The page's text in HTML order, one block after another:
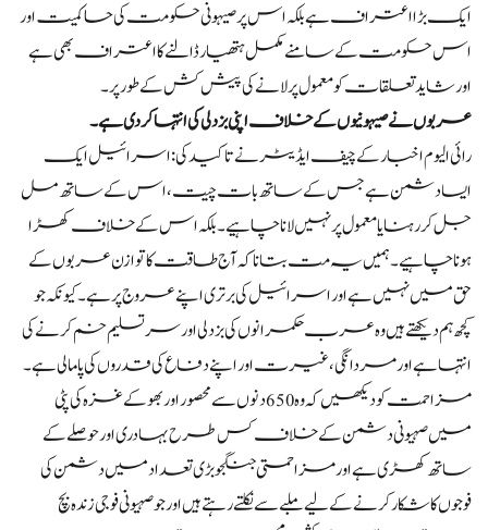
ایک بڑا اعتراف ہے بلکہ اس پر صیہونی حکومت کی حاکمیت اور
اس حکومت کے سامنے مکمل ہتھیار ڈالنے کا اعتراف بھی ہے
اور شاید تعلقات کو معمول پر لانے کی پیش کش کے طور پر۔
عربوں نے صیہونیوں کے خلاف اپنی بزدلی کی انتہا کر دی ہے۔
رائی الیوم اخبار کے چیف ایڈیٹر نے تاکید کی: اسرائیل ایک
ایسا دشمن ہے جس کے ساتھ بات چیت، اس کے ساتھ مل
جل کر رہنا یا معمول پر نہیں لانا چاہیے۔ بلکہ اس کے خلاف کھڑا
ہونا چاہیے۔ ہمیں یہ مت بتانا کہ آج طاقت کا توازن عربوں کے
حق میں نہیں ہے اور اسرائیل کی برتری اپنے عروج پر ہے۔ کیونکہ جو
کچھ ہم دیکھتے ہیں وہ عرب حکمرانوں کی بزدلی اور سر تسلیم خم کرنے کی
انتہا ہے اور مردانگی، غیرت اور اپنے دفاع کی قدروں کی پامالی ہے۔
مزاحمت کو دیکھیں کہ وہ 650 دنوں سے محصور اور بھوکے غزہ کی پٹی
میں صہیونی دشمن کے خلاف کس طرح بہادری اور حوصلے کے
ساتھ کھڑی ہے اور مزاحمتی جنگجو بڑی تعداد میں دشمن کی
فوجوں کا شکار کرنے کے لیے ملبے سے نکلتے رہتے ہیں اور جو صہیونی فوجی زندہ بچ